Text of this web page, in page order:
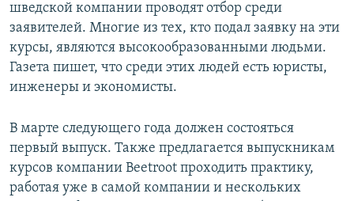
шведской компании проводят отбор среди
заявителей. Многие из тех, кто подал заявку на эти
курсы, являются высокообразованными людьми.
Газета пишет, что среди этих людей есть юристы,
инженеры и экономисты.
В марте следующего года должен состояться
первый выпуск. Также предлагается выпускникам
курсов компании Beetroot проходить практику,
работая уже в самой компании и нескольких